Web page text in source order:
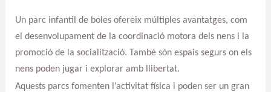
Un parc infantil de boles ofereix múltiples avantatges, com
el desenvolupament de la coordinació motora dels nens i la
promoció de la socialització. També són espais segurs on els
nens poden jugar i explorar amb llibertat.
Aquests parcs fomenten l’activitat física i poden ser un gran